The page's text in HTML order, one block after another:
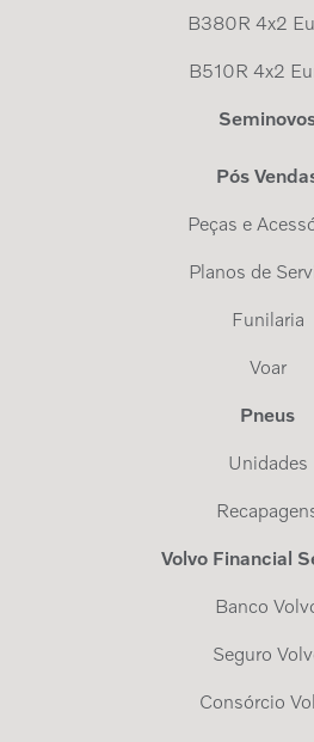
B380R 4x2
B510R 4x2
Pós
Peças e
Planos de
Funilaria
Voar
Pneus
Unidades
Volvo Financial
Banco
Seguro
Consórcio